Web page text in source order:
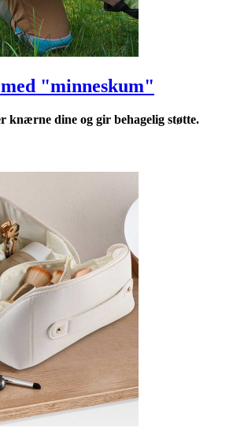
"minneskum"
knærne dine og gir behagelig støtte.